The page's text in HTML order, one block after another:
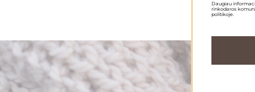
Daugiau
rinkodaros
politikoje.